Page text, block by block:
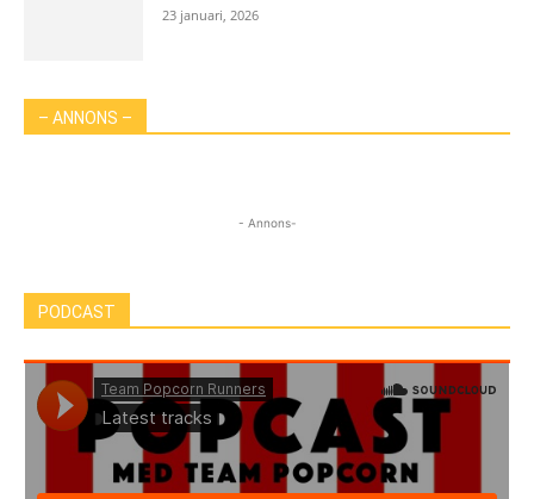
23 januari, 2026
– ANNONS –
- Annons-
PODCAST